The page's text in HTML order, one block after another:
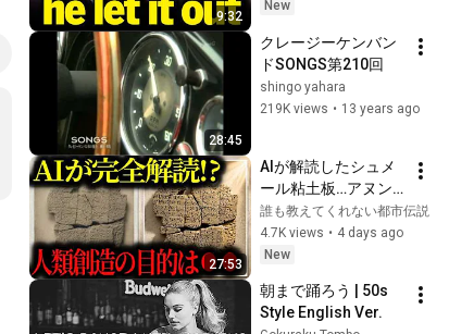
9:32
New
28:45
クレージーケンバン
ドSONGS第210回
shingo yahara
219K views • 13 years ago
27:53
AIが解読したシュメ
ール粘土板…アヌン
ナキの正体と刻まれ
ていた人類創造の物
語【都市伝説 ミステ
誰も教えてくれない都市伝説
4.7K views • 4 days ago
New
朝まで踊ろう | 50s
Style English Ver.